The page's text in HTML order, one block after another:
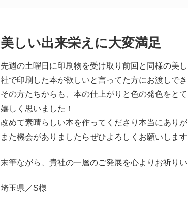
美しい出来栄えに大変満足
先週の土曜日に印刷物を受け取り前回と同様の美
社で印刷した本が欲しいと言ってた方にお渡しでき
その方たちからも、本の仕上がりと色の発色をと
嬉しく思いました！
改めて素晴らしい本を作ってくださり本当にありが
また機会がありましたらぜひよろしくお願いします
末筆ながら、貴社の一層のご発展を心よりお祈りい
埼玉県／S様